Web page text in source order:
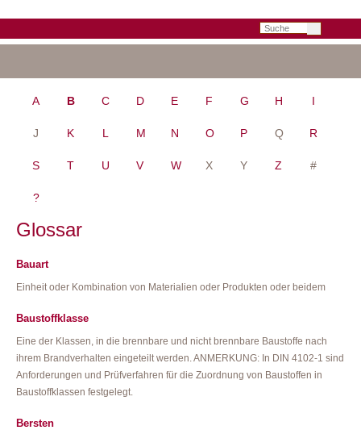
Suchbegriffe
NAVIGATION
ÜBERSPRINGEN
A B C D E F G H I
J K L M N O P Q R
S T U V W X Y Z #
?
Glossar
Bauart
Einheit oder Kombination von Materialien oder Produkten oder beidem
Baustoffklasse
Eine der Klassen, in die brennbare und nicht brennbare Baustoffe nach
ihrem Brandverhalten eingeteilt werden. ANMERKUNG: In DIN 4102-1 sind
Anforderungen und Prüfverfahren für die Zuordnung von Baustoffen in
Baustoffklassen festgelegt.
Bersten